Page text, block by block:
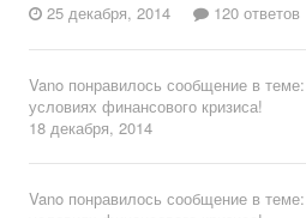
25 декабря, 2014
120 ответов
Vano понравилось сообщение в теме:
условиях финансового кризиса!
18 декабря, 2014
Vano понравилось сообщение в теме: